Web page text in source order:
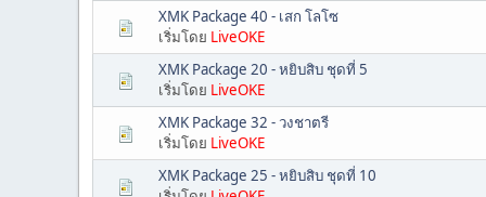
XMK Package 40 - เสก โลโซ
เริ่มโดย LiveOKE
XMK Package 20 - หยิบสิบ ชุดที่ 5
เริ่มโดย LiveOKE
XMK Package 32 - วงชาตรี
เริ่มโดย LiveOKE
XMK Package 25 - หยิบสิบ ชุดที่ 10